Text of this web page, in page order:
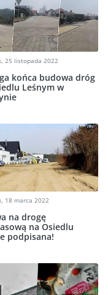
25 listopada 2022
końca budowa dróg
Leśnym w
18 marca 2022
na drogę
na Osiedlu
podpisana!